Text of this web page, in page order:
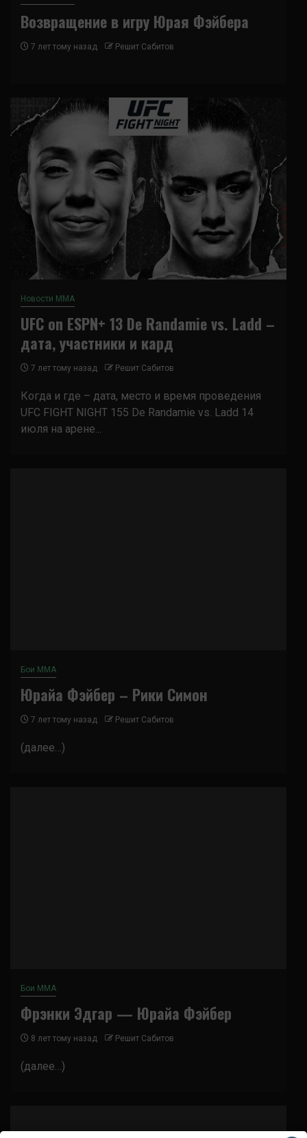
Возвращение в игру Юрая Фэйбера
7 лет тому назад Решит Сабитов
Новости ММА
UFC on ESPN+ 13 De Randamie vs. Ladd –
дата, участники и кард
7 лет тому назад Решит Сабитов
Когда и где – дата, место и время проведения
UFC FIGHT NIGHT 155 De Randamie vs. Ladd 14
июля на арене...
Бои ММА
Юрайа Фэйбер – Рики Симон
7 лет тому назад Решит Сабитов
(далее…)
Бои ММА
Фрэнки Эдгар — Юрайа Фэйбер
8 лет тому назад Решит Сабитов
(далее…)